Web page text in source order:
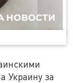
Украину за